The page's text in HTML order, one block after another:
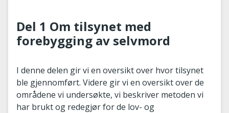
Del 1 Om tilsynet med
forebygging av selvmord
I denne delen gir vi en oversikt over hvor tilsynet
ble gjennomført. Videre gir vi en oversikt over de
områdene vi undersøkte, vi beskriver metoden vi
har brukt og redegjør for de lov- og